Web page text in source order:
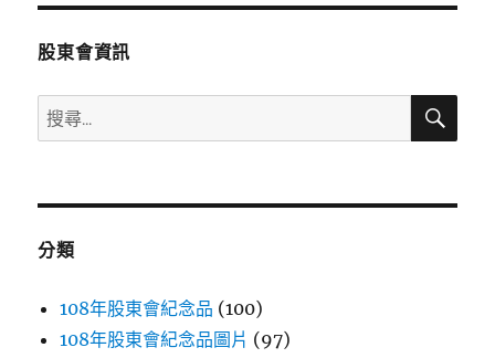
分
股東會資訊
搜
尋
鍵
搜
分類
108年股東會紀念品 (100)
108年股東會紀念品圖片 (97)